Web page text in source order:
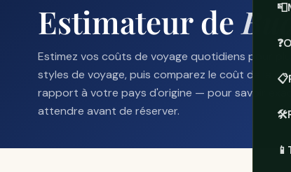
📮
❓
📋
🛠️
📱
Estimateur de
Estimez vos coûts de voyage quotidiens pour
styles de voyage, puis comparez le coût de la
rapport à votre pays d'origine — pour savoir
attendre avant de réserver.